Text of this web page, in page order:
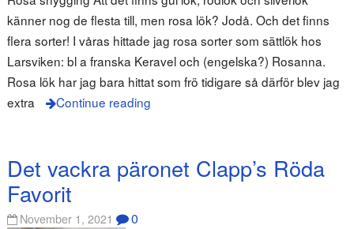
känner nog de flesta till, men rosa lök? Jodå. Och det finns
flera sorter! I våras hittade jag rosa sorter som sättlök hos
Larsviken: bl a franska Keravel och (engelska?) Rosanna.
Rosa lök har jag bara hittat som frö tidigare så därför blev jag
extra
Continue reading
Det vackra päronet Clapp’s Röda
Favorit
November 1, 2021 0